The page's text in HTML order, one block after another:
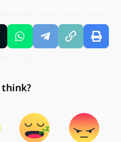
think?